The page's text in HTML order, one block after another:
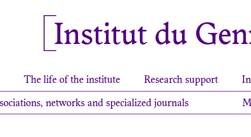
Institut du
The life of the institute Research support
networks and specialized journals